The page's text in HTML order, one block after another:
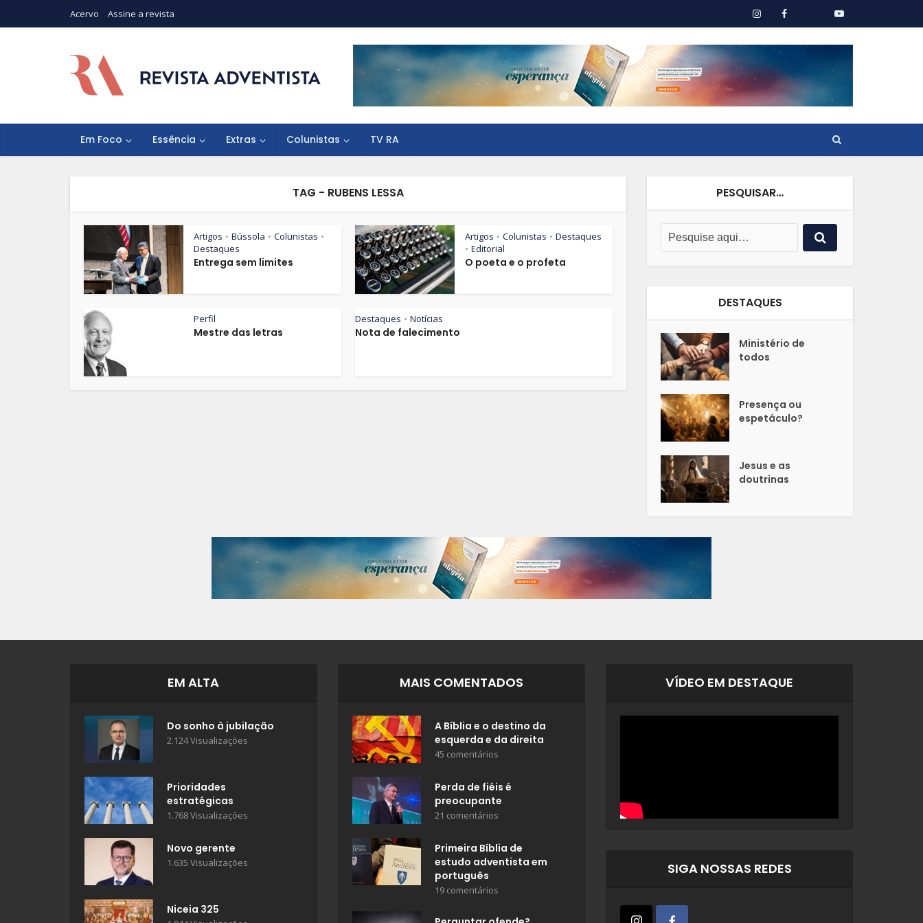
Acervo Assine a revista
Em Foco Essência Extras Colunistas TV RA
TAG - RUBENS LESSA
Artigos • Bússola • Colunistas •
Destaques
Entrega sem limites
Artigos • Colunistas • Destaques
• Editorial
O poeta e o profeta
Perfil
Mestre das letras
Destaques • Notícias
Nota de falecimento
PESQUISAR…
DESTAQUES
Ministério de
todos
Presença ou
espetáculo?
Jesus e as
doutrinas
EM ALTA
Do sonho à jubilação
2.124 Visualizações
Prioridades
estratégicas
1.768 Visualizações
Novo gerente
1.635 Visualizações
Niceia 325
MAIS COMENTADOS
A Bíblia e o destino da
esquerda e da direita
45 comentários
Perda de fiéis é
preocupante
21 comentários
Primeira Bíblia de
estudo adventista em
português
19 comentários
VÍDEO EM DESTAQUE
SIGA NOSSAS REDES